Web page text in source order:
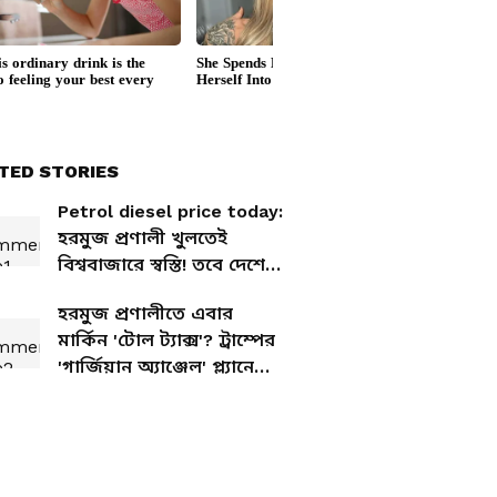
STORIES
Petrol diesel price today:
হরমুজ প্রণালী খুলতেই
বিশ্ববাজারে স্বস্তি! তবে দেশে
কমলো?
হরমুজ প্রণালীতে এবার
মার্কিন 'টোল ট্যাক্স'? ট্রাম্পের
'গার্জিয়ান অ্যাঞ্জেল' প্ল্যানে